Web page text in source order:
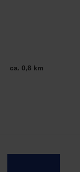
ca. 0,8 km